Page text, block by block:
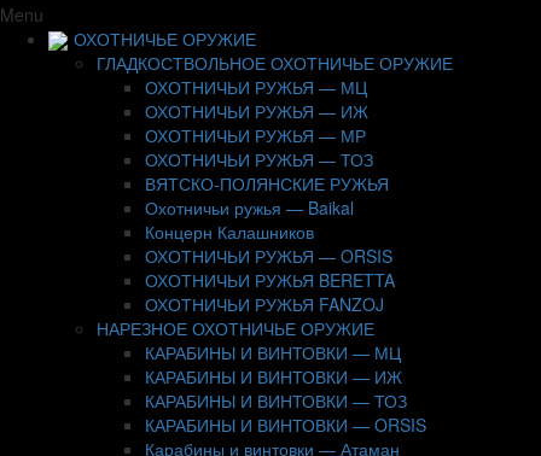
Menu
ОХОТНИЧЬЕ ОРУЖИЕ
ГЛАДКОСТВОЛЬНОЕ ОХОТНИЧЬЕ ОРУЖИЕ
ОХОТНИЧЬИ РУЖЬЯ — МЦ
ОХОТНИЧЬИ РУЖЬЯ — ИЖ
ОХОТНИЧЬИ РУЖЬЯ — МР
ОХОТНИЧЬИ РУЖЬЯ — ТОЗ
ВЯТСКО-ПОЛЯНСКИЕ РУЖЬЯ
Охотничьи ружья — Baikal
Концерн Калашников
ОХОТНИЧЬИ РУЖЬЯ — ORSIS
ОХОТНИЧЬИ РУЖЬЯ BERETTA
ОХОТНИЧЬИ РУЖЬЯ FANZOJ
НАРЕЗНОЕ ОХОТНИЧЬЕ ОРУЖИЕ
КАРАБИНЫ И ВИНТОВКИ — МЦ
КАРАБИНЫ И ВИНТОВКИ — ИЖ
КАРАБИНЫ И ВИНТОВКИ — ТОЗ
КАРАБИНЫ И ВИНТОВКИ — ORSIS
Карабины и винтовки — Атаман